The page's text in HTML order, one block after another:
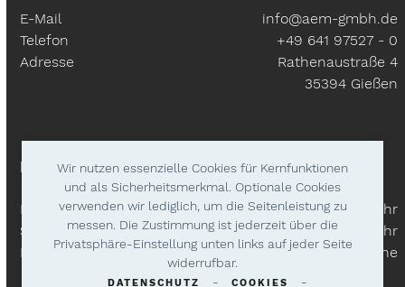
Wir nutzen essenzielle Cookies für Kernfunktionen
und als Sicherheitsmerkmal. Optionale Cookies
verwenden wir lediglich, um die Seitenleistung zu
messen. Die Zustimmung ist jederzeit über die
Privatsphäre-Einstellung unten links auf jeder Seite
widerrufbar.
DATENSCHUTZ - COOKIES -
E-Mail
info@aem-gmbh.de
Telefon
+49 641 97527 - 0
Adresse
Rathenaustraße 4
35394 Gießen
BÜROZEITEN
Mo – Fr:
9.30 Uhr - 18.00 Uhr
Samstags
9.30 Uhr - 14.00 Uhr
Lieferzeiten
Nach Absprache